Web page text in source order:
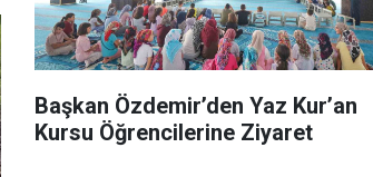
Başkan Özdemir’den Yaz Kur’an
Kursu Öğrencilerine Ziyaret